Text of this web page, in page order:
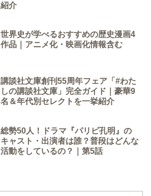
紹介
世界史が学べるおすすめの歴史漫画4
作品｜アニメ化・映画化情報含む
講談社文庫創刊55周年フェア「#わた
しの講談社文庫」完全ガイド｜豪華9
名＆年代別セレクトを一挙紹介
総勢50人！ドラマ『パリピ孔明』の
キャスト・出演者は誰？普段はどんな
活動をしているの？｜第5話